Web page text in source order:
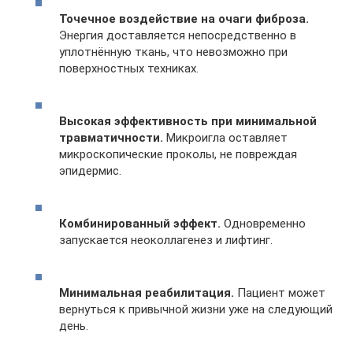
Точечное воздействие на очаги фиброза.
Энергия доставляется непосредственно в
уплотнённую ткань, что невозможно при
поверхностных техниках.
Высокая эффективность при минимальной
травматичности. Микроигла оставляет
микроскопические проколы, не повреждая
эпидермис.
Комбинированный эффект. Одновременно
запускается неоколлагенез и лифтинг.
Минимальная реабилитация. Пациент может
вернуться к привычной жизни уже на следующий
день.